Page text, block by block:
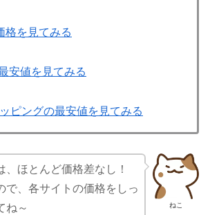
格を見てみる
安値を見てみる
ピングの最安値を見てみる
ねこ
、ほとんど価格差なし！
で、各サイトの価格をしっ
ね～